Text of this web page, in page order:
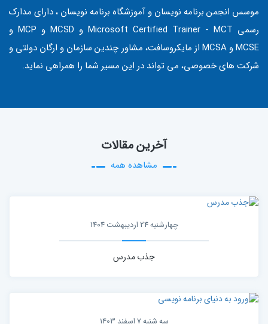
موسس انجمن برنامه نویسان و آموزشگاه برنامه نویسان ، دارای مدارک
رسمی Microsoft Certified Trainer - MCT و MCSD و MCP و
MCSE و MCSA از مایکروسافت، مشاور چندین سازمان و ارگان دولتی و
شرکت های خصوصی، می تواند در این مسیر شما را همراهی نماید.
آخرین مقالات
مشاهده همه
چهارشنبه 24 اردیبهشت 1404
جذب مدرس
سه شنبه 7 اسفند 1403